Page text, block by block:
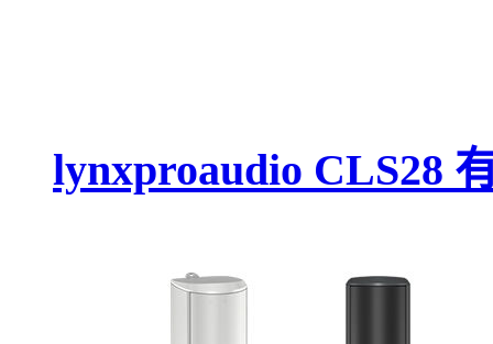
lynxproaudio CLS28